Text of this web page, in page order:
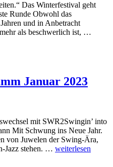
Das Winterfestival geht
Runde Obwohl das
und in Anbetracht
als beschwerlich ist, …
Januar 2023
mit SWR2Swingin’ into
Mit Schwung ins Neue Jahr.
von Juwelen der Swing-Ära,
Jazz stehen. … weiterlesen